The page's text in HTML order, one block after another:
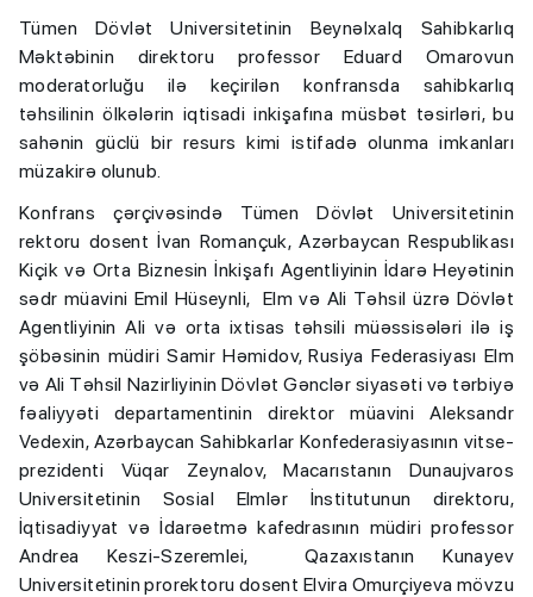
Tümen Dövlət Universitetinin Beynəlxalq Sahibkarlıq
Məktəbinin direktoru professor Eduard Omarovun
moderatorluğu ilə keçirilən konfransda sahibkarlıq
təhsilinin ölkələrin iqtisadi inkişafına müsbət təsirləri, bu
sahənin güclü bir resurs kimi istifadə olunma imkanları
müzakirə olunub.
Konfrans çərçivəsində Tümen Dövlət Universitetinin
rektoru dosent İvan Romançuk, Azərbaycan Respublikası
Kiçik və Orta Biznesin İnkişafı Agentliyinin İdarə Heyətinin
sədr müavini Emil Hüseynli, Elm və Ali Təhsil üzrə Dövlət
Agentliyinin Ali və orta ixtisas təhsili müəssisələri ilə iş
şöbəsinin müdiri Samir Həmidov, Rusiya Federasiyası Elm
və Ali Təhsil Nazirliyinin Dövlət Gənclər siyasəti və tərbiyə
fəaliyyəti departamentinin direktor müavini Aleksandr
Vedexin, Azərbaycan Sahibkarlar Konfederasiyasının vitse-
prezidenti Vüqar Zeynalov, Macarıstanın Dunaujvaros
Universitetinin Sosial Elmlər İnstitutunun direktoru,
İqtisadiyyat və İdarəetmə kafedrasının müdiri professor
Andrea Keszi-Szeremlei, Qazaxıstanın Kunayev
Universitetinin prorektoru dosent Elvira Omurçiyeva mövzu